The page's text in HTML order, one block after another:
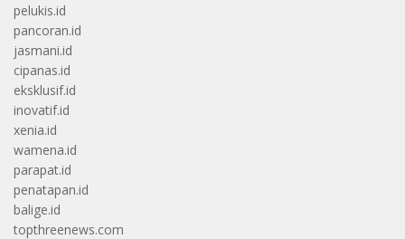
pelukis.id
pancoran.id
jasmani.id
cipanas.id
eksklusif.id
inovatif.id
xenia.id
wamena.id
parapat.id
penatapan.id
balige.id
topthreenews.com